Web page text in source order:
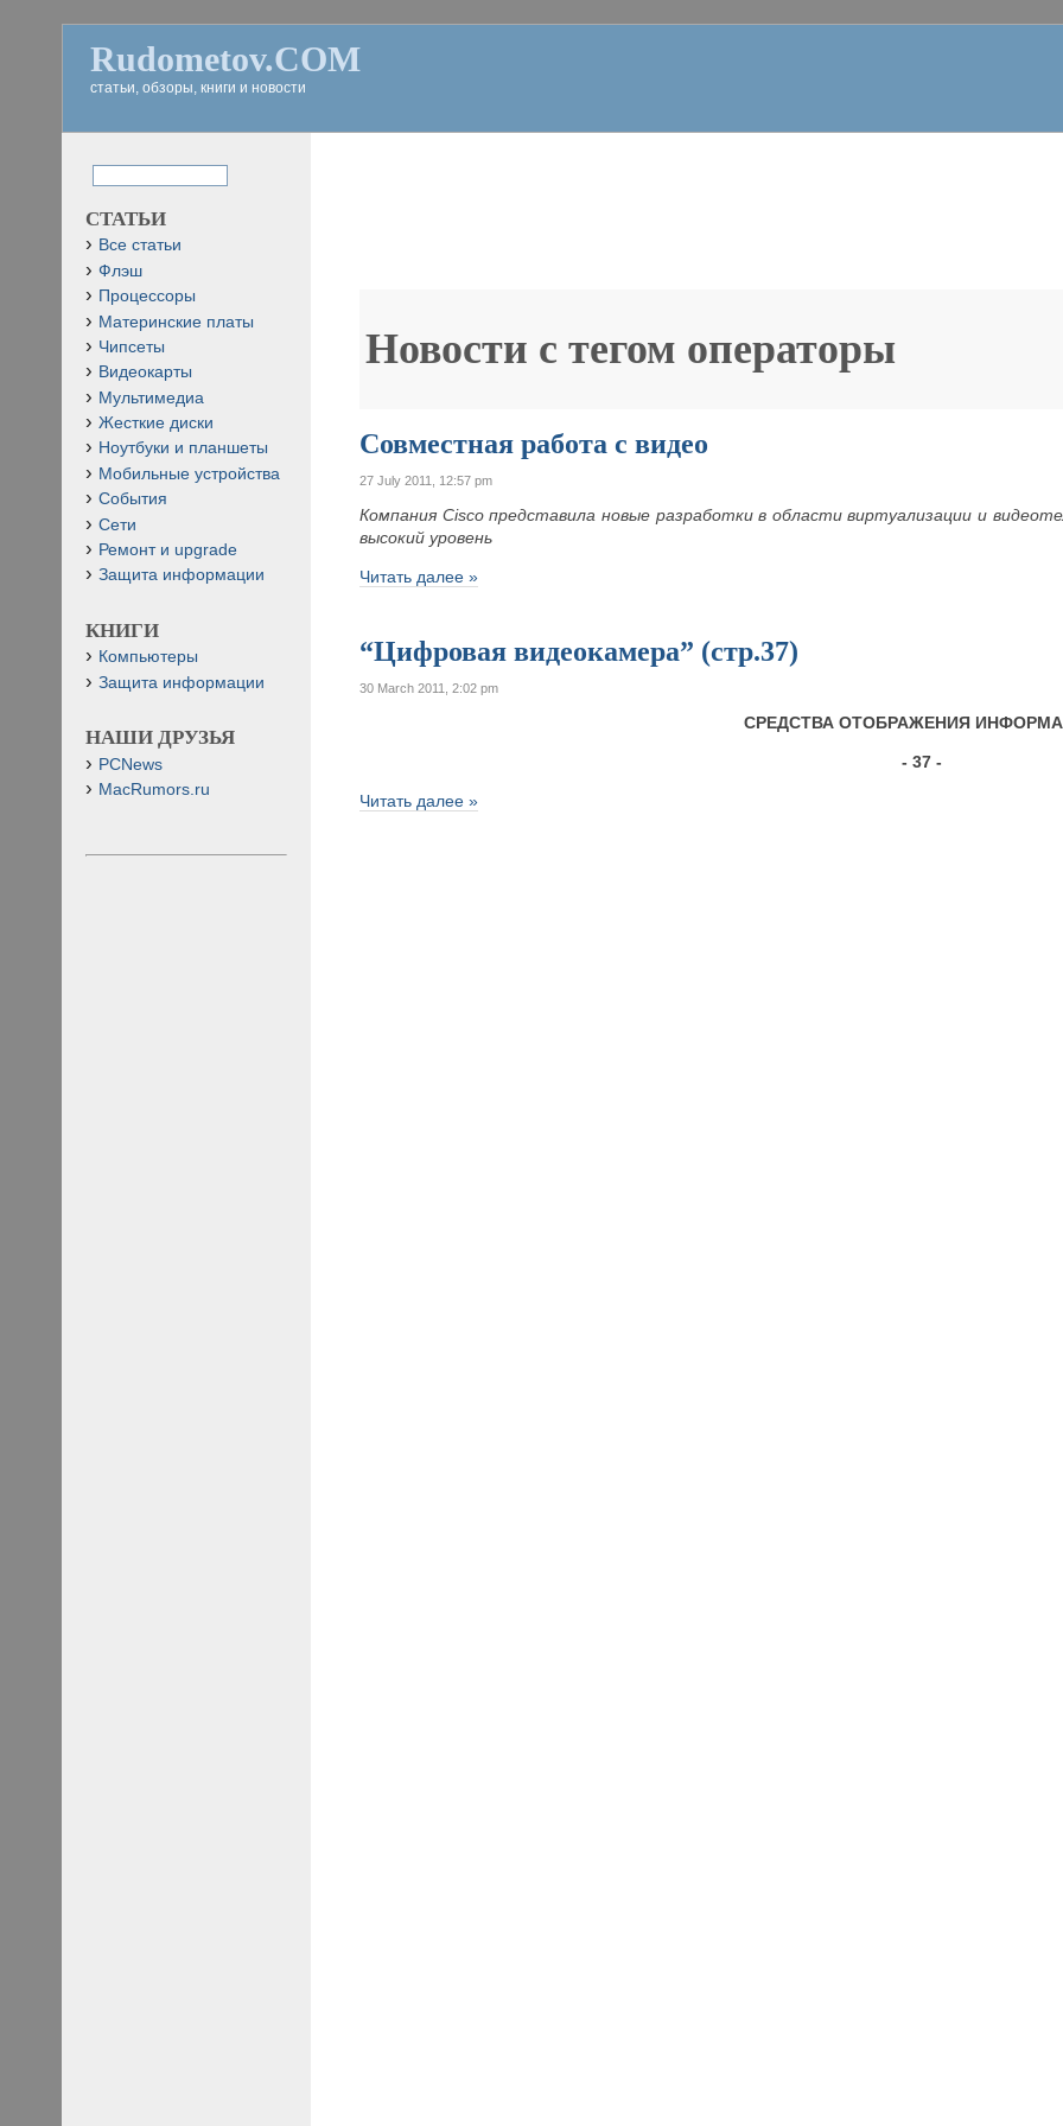
Rudometov.COM
статьи, обзоры, книги и новости
Новости с тегом операторы
Совместная работа с видео
27 July 2011, 12:57 pm
Компания Cisco представила новые разработки в области виртуализации и
высокий уровень
Читать далее »
“Цифровая видеокамера” (стр.37)
30 March 2011, 2:02 pm
СРЕДСТВА ОТОБРАЖЕНИЯ
- 37 -
Читать далее »
СТАТЬИ
Все статьи
Флэш
Процессоры
Материнские платы
Чипсеты
Видеокарты
Мультимедиа
Жесткие диски
Ноутбуки и планшеты
Мобильные устройства
События
Сети
Ремонт и upgrade
Защита информации
КНИГИ
Компьютеры
Защита информации
НАШИ ДРУЗЬЯ
PCNews
MacRumors.ru